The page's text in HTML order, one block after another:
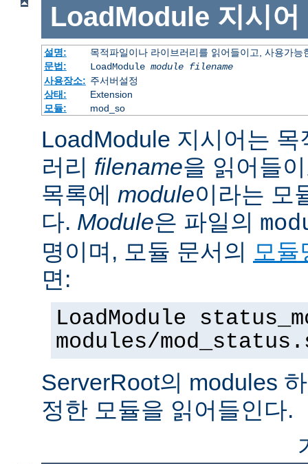
LoadModule 지시어
설명:
목적파일이나 라이브러리를 읽어들이고, 사용가능
문법:
LoadModule module filename
사용장소: 주서버설정
상태:
Extension
모듈:
mod_so
LoadModule 지시어는
러리 filename을 읽어들
목록에 module이라는 모
다. Module은 파일의
명이며, 모듈 문서의 모듈
면:
LoadModule
modules/
ServerRoot의 modules
정한 모듈을 읽어들인다.